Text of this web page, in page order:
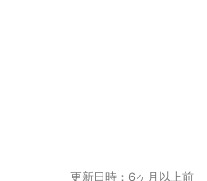
更新日時：6ヶ月以上前